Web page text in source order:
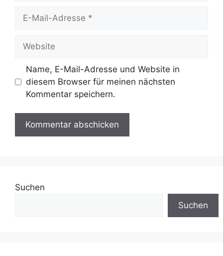
Mail-
Name, E-Mail-Adresse und Website in
diesem Browser für meinen nächsten
Kommentar speichern.
Suchen
Suchen